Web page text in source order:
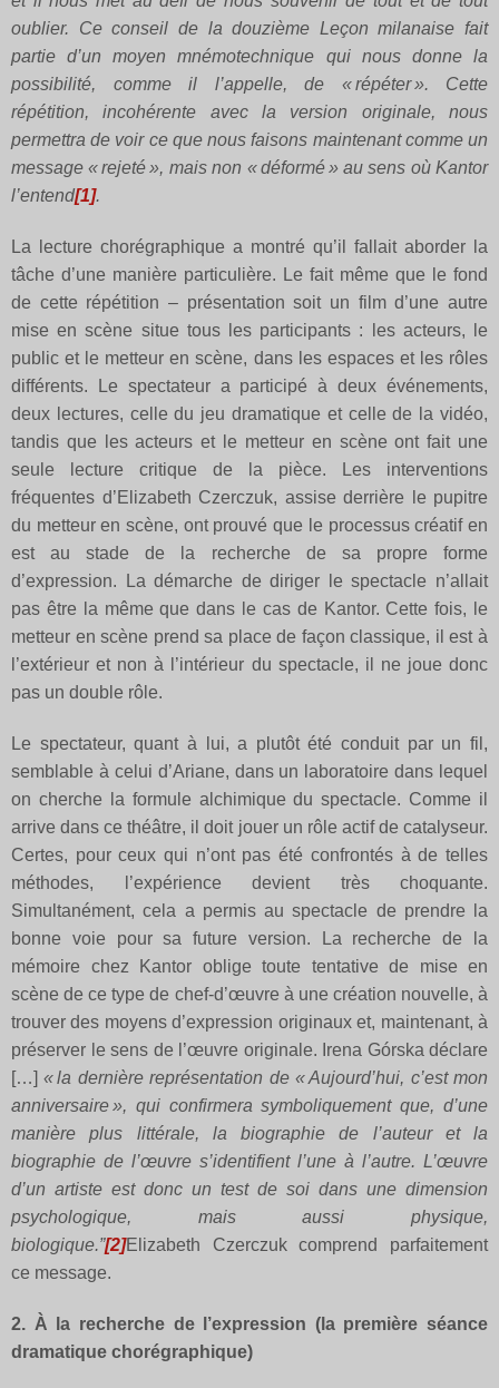
oublier. Ce conseil de la douzième Leçon milanaise fait
partie d’un moyen mnémotechnique qui nous donne la
possibilité, comme il l’appelle, de « répéter ». Cette
répétition, incohérente avec la version originale, nous
permettra de voir ce que nous faisons maintenant comme un
message « rejeté », mais non « déformé » au sens où Kantor
l’entend[1].
La lecture chorégraphique a montré qu’il fallait aborder la
tâche d’une manière particulière. Le fait même que le fond
de cette répétition – présentation soit un film d’une autre
mise en scène situe tous les participants : les acteurs, le
public et le metteur en scène, dans les espaces et les rôles
différents. Le spectateur a participé à deux événements,
deux lectures, celle du jeu dramatique et celle de la vidéo,
tandis que les acteurs et le metteur en scène ont fait une
seule lecture critique de la pièce. Les interventions
fréquentes d’Elizabeth Czerczuk, assise derrière le pupitre
du metteur en scène, ont prouvé que le processus créatif en
est au stade de la recherche de sa propre forme
d’expression. La démarche de diriger le spectacle n’allait
pas être la même que dans le cas de Kantor. Cette fois, le
metteur en scène prend sa place de façon classique, il est à
l’extérieur et non à l’intérieur du spectacle, il ne joue donc
pas un double rôle.
Le spectateur, quant à lui, a plutôt été conduit par un fil,
semblable à celui d’Ariane, dans un laboratoire dans lequel
on cherche la formule alchimique du spectacle. Comme il
arrive dans ce théâtre, il doit jouer un rôle actif de catalyseur.
Certes, pour ceux qui n’ont pas été confrontés à de telles
méthodes, l’expérience devient très choquante.
Simultanément, cela a permis au spectacle de prendre la
bonne voie pour sa future version. La recherche de la
mémoire chez Kantor oblige toute tentative de mise en
scène de ce type de chef-d’œuvre à une création nouvelle, à
trouver des moyens d’expression originaux et, maintenant, à
préserver le sens de l’œuvre originale. Irena Górska déclare
[…]« la dernière représentation de « Aujourd’hui, c’est mon
anniversaire », qui confirmera symboliquement que, d’une
manière plus littérale, la biographie de l’auteur et la
biographie de l’œuvre s’identifient l’une à l’autre. L’œuvre
d’un artiste est donc un test de soi dans une dimension
psychologique, mais aussi physique,
biologique.”[2]Elizabeth Czerczuk comprend parfaitement
ce message.
2. À la recherche de l’expression (la première séance
dramatique chorégraphique)